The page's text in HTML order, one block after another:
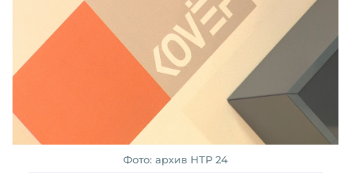
Фото: архив НТР 24